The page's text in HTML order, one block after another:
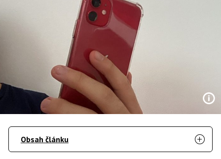
Obsah článku